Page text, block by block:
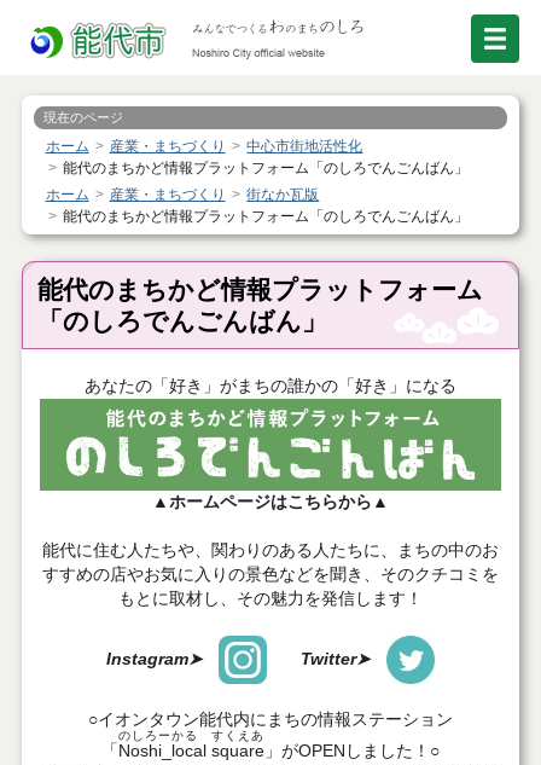
現在のページ
ホーム 産業・まちづくり
中心市街地活性化
能代のまちかど情報プラットフォーム「のしろでんごんばん」
ホーム
産業・まちづくり
街なか瓦版
能代のまちかど情報プラットフォーム「のしろでんごんばん」
能代のまちかど情報プラットフォーム
「のしろでんごんばん」
あなたの「好き」がまちの誰かの「好き」になる
▲ホームページはこちらから ▲
能代に住む人たちや、関わりのある人たちに、まちの中のお
すすめの店やお気に入りの景色などを聞き、そのクチコミを
もとに取材し、その魅力を発信します！
Instagram➤ Twitter➤
○イオンタウン能代内にまちの情報ステーション
「 Noshi_local square
のしろーかる すくえあ
」がOPENしました！○